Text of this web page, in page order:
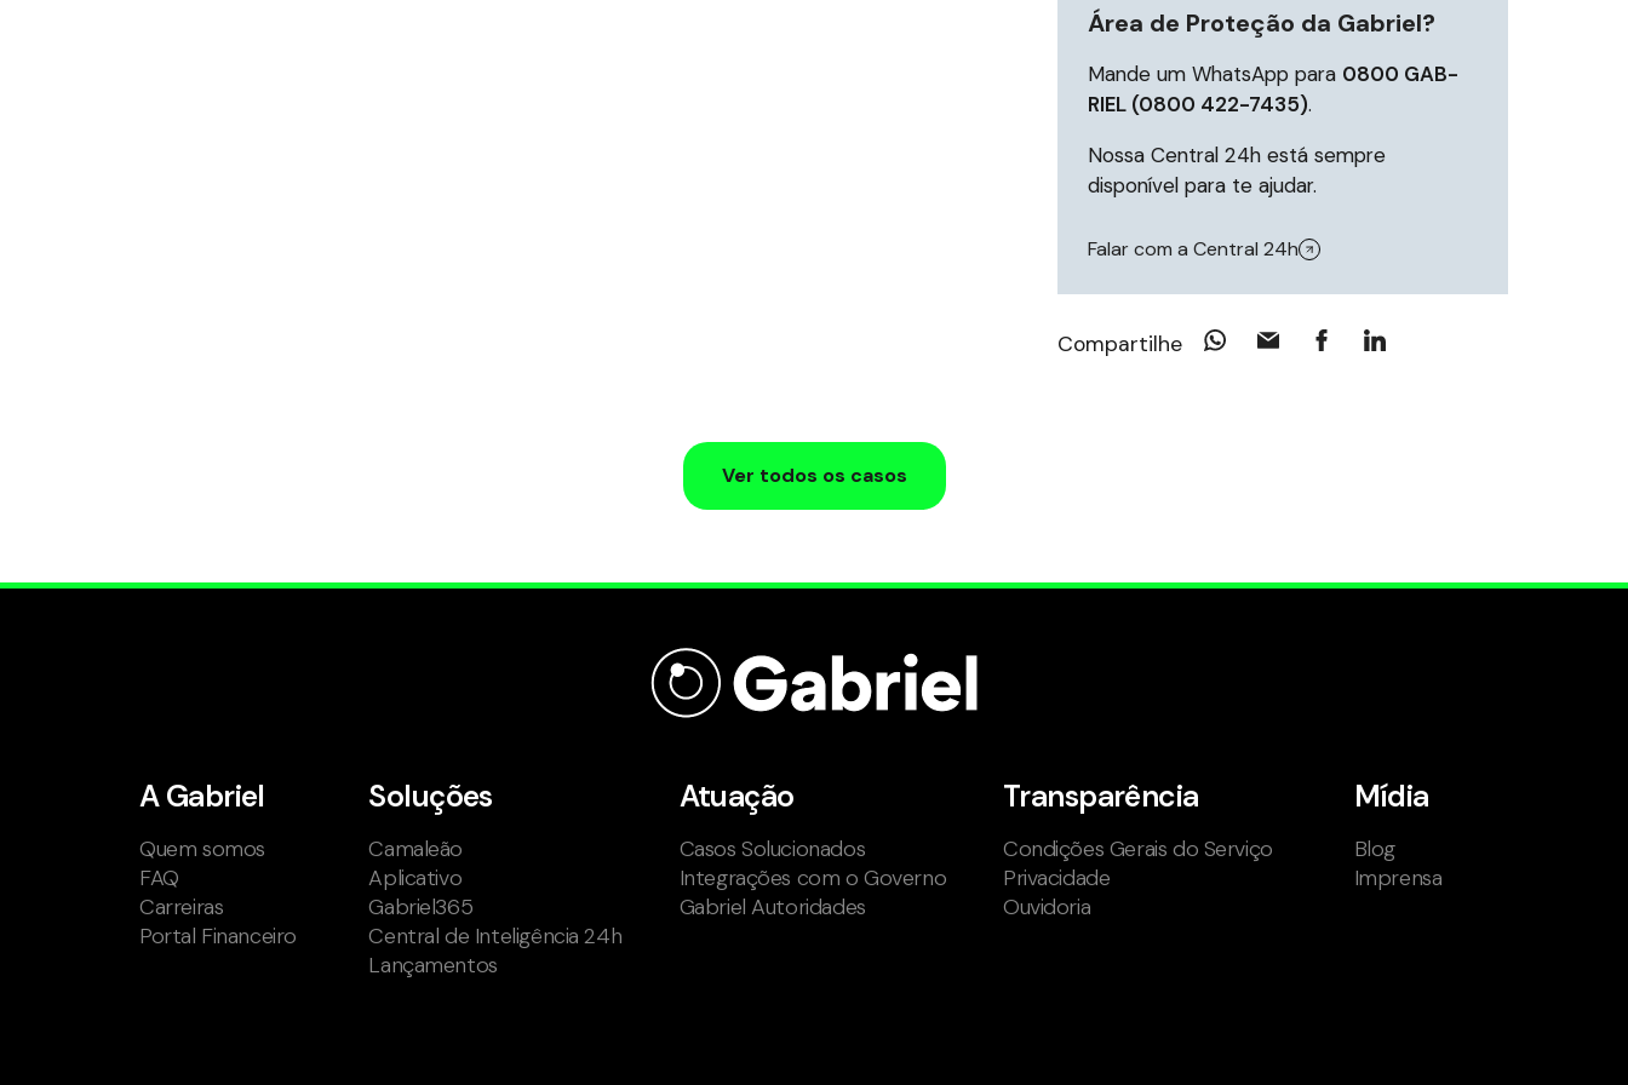
Área de Proteção da Gabriel?
Mande um WhatsApp para 0800 GAB-
RIEL (0800 422-7435).
Nossa Central 24h está sempre
disponível para te ajudar.
Falar com a Central 24h
Compartilhe
Ver todos os casos
A Gabriel
Quem somos
FAQ
Carreiras
Portal Financeiro
Soluções
Camaleão
Aplicativo
Gabriel365
Central de Inteligência 24h
Lançamentos
Atuação
Casos Solucionados
Integrações com o Governo
Gabriel Autoridades
Transparência
Condições Gerais do Serviço
Privacidade
Ouvidoria
Mídia
Blog
Imprensa